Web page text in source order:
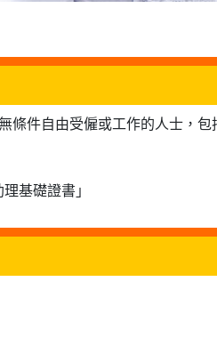
條件自由受僱或工作的人士，
基礎證書」